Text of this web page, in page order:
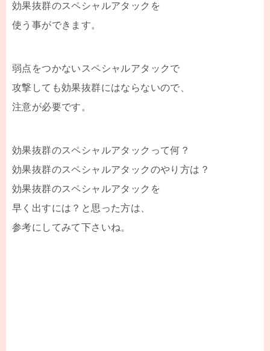
効果抜群のスペシャルアタックを
使う事ができます。
弱点をつかないスペシャルアタックで
攻撃しても効果抜群にはならないので、
注意が必要です。
効果抜群のスペシャルアタックって何？
効果抜群のスペシャルアタックのやり方は？
効果抜群のスペシャルアタックを
早く出すには？と思った方は、
参考にしてみて下さいね。